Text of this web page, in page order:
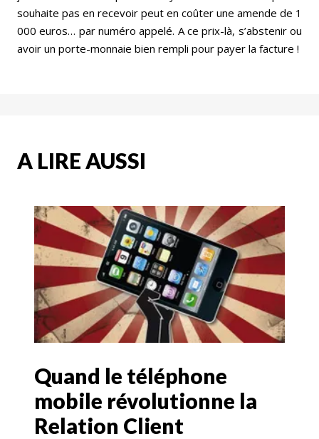
souhaite pas en recevoir peut en coûter une amende de 1
000 euros… par numéro appelé. A ce prix-là, s’abstenir ou
avoir un porte-monnaie bien rempli pour payer la facture !
A LIRE AUSSI
Quand le téléphone
mobile révolutionne la
Relation Client